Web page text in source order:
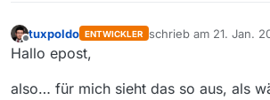
Offline
tuxpoldo ENTWICKLER schrieb am 21. Jan.
zuletzt editiert von
Hallo epost,
also… für mich sieht das so aus, als